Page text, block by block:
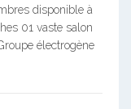
disponible à
01 vaste salon
électrogène